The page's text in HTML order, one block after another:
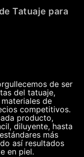
Tatuaje para
de ser
del tatuaje,
de
competitivos.
producto,
diluyente, hasta
más
así resultados
en piel.